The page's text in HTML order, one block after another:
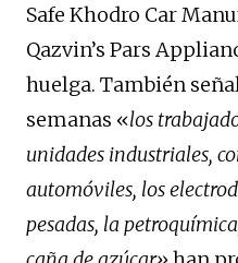
Safe Khodro Car
Qazvin’s Pars
huelga. También
semanas «los
unidades industriales,
automóviles, los
pesadas, la